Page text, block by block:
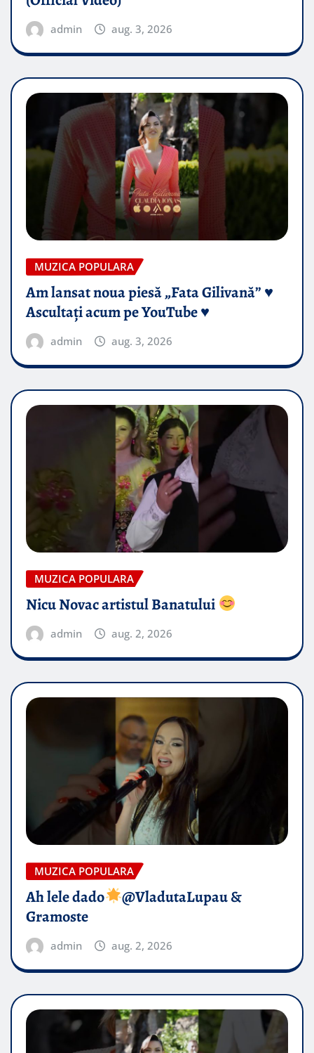
admin aug. 3, 2026
MUZICA POPULARA
Am lansat noua piesă „Fata Gilivană” ♥️
Ascultați acum pe YouTube ♥️
admin aug. 3, 2026
MUZICA POPULARA
Nicu Novac artistul Banatului
admin aug. 2, 2026
MUZICA POPULARA
Ah lele dado​
@VladutaLupau &
Gramoste
admin aug. 2, 2026